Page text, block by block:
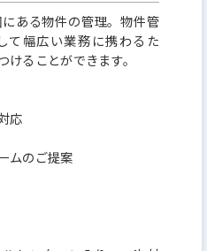
ある物件の管理。物件管
て幅広い業務に携わるた
ることができます。
応
ムのご提案